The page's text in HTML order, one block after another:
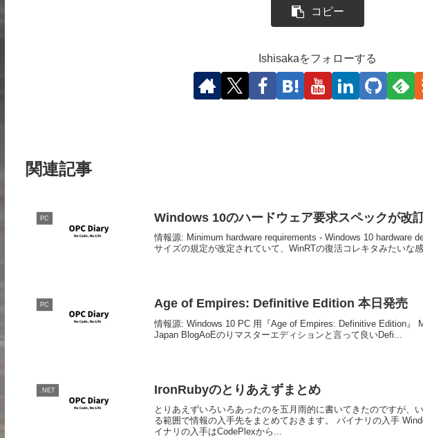
コピー
Ishisakaをフォローする
関連記事
PC Windows 10のハードウェア要求スペックが改
情報源: Minimum hardware requirements - Windows 10 hardware
サイズの規定が改定されていて、WinRTの復活コレキタみたいな感
PC Age of Empires: Definitive Edition 本日発売
情報源: Windows 10 PC 用『Age of Empires: Definitive Edition』
Japan BlogAoEのりマスターエディションと言って良いDefi...
.NET IronRubyのとりあえずまとめ
とりあえずいろいろあったのを五月雨的に書いてきたのですが、
る範囲で情報の入手先をまとめておきます。 バイナリの入手
イナリの入手はCodePlexから...